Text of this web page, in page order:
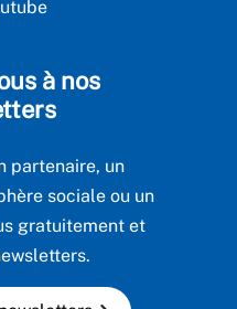
à nos
partenaire, un
sociale ou un
gratuitement et